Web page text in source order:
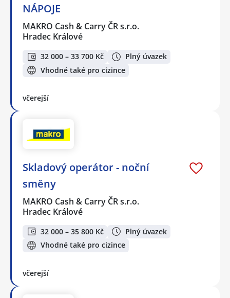
NÁPOJE
MAKRO Cash & Carry ČR s.r.o.
Hradec Králové
32 000 – 33 700 Kč
Plný úvazek
Vhodné také pro cizince
včerejší
Skladový operátor - noční
směny
MAKRO Cash & Carry ČR s.r.o.
Hradec Králové
32 000 – 35 800 Kč
Plný úvazek
Vhodné také pro cizince
včerejší